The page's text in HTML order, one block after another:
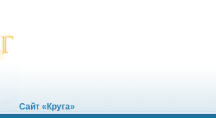
Сайт «Круга»